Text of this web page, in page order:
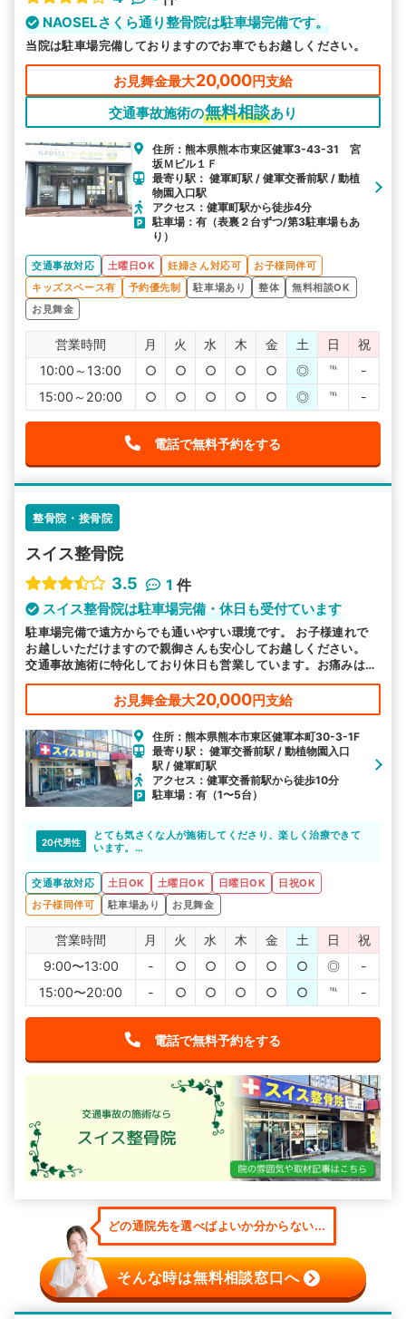
NAOSELさくら通り整骨院は駐車場完備です。
当院は駐車場完備しておりますのでお車でもお越しください。
お見舞金最大20,000円支給
交通事故施術の無料相談あり
住所：熊本県熊本市東区健軍3-43-31 宮
坂Ｍビル１Ｆ
最寄り駅： 健軍町駅 / 健軍交番前駅 / 動植
物園入口駅
アクセス：健軍町駅から徒歩4分
駐車場：有（表裏２台ずつ/第3駐車場もあ
り）
交通事故対応 土曜日OK 妊婦さん対応可
お子様同伴可
キッズスペース有
予約優先制 駐車場あり 整体
無料相談OK
お見舞金
営業時間 月 火 水 木 金 土 日
祝
10:00～13:00
○ ○ ○ ○ ○ ◎ ℡
-
15:00～20:00
○ ○ ○ ○ ○ ◎ ℡ -
電話で無料予約をする
整骨院・接骨院
スイス整骨院
3.5
1 件
スイス整骨院は駐車場完備・休日も受付ています
駐車場完備で遠方からでも通いやすい環境です。 お子様連れで
お越しいただけますので親御さんも安心してお越しください。
交通事故施術に特化しており休日も営業しています。お痛みは諦
めないで実績豊富な当院へお任せください。
お見舞金最大20,000円支給
住所：熊本県熊本市東区健軍本町30-3-1F
最寄り駅： 健軍交番前駅 / 動植物園入口
駅 / 健軍町駅
アクセス：健軍交番前駅から徒歩10分
駐車場：有（1〜5台）
20代男性
とても気さくな人が施術してくださり、楽しく治療できて
います。
交通事故対応
土日OK 土曜日OK 日曜日OK
日祝OK
お子様同伴可
駐車場あり お見舞金
営業時間 月 火 水 木 金 土 日
祝
9:00〜13:00
- ○ ○ ○ ○ ○ ◎
-
15:00〜20:00
- ○ ○ ○ ○ ○ ℡ -
電話で無料予約をする
どの通院先を選べばよいか分からない...
そんな時は無料相談窓口へ